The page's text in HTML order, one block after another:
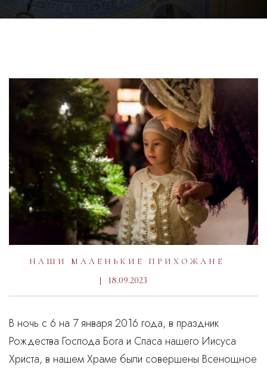
НАШИ МАЛЕНЬКИЕ ПРИХОЖАНЕ
18.09.2023
В ночь с 6 на 7 января 2016 года, в праздник
Рождества Господа Бога и Спаса нашего Иисуса
Христа, в нашем Храме были совершены Всенощное